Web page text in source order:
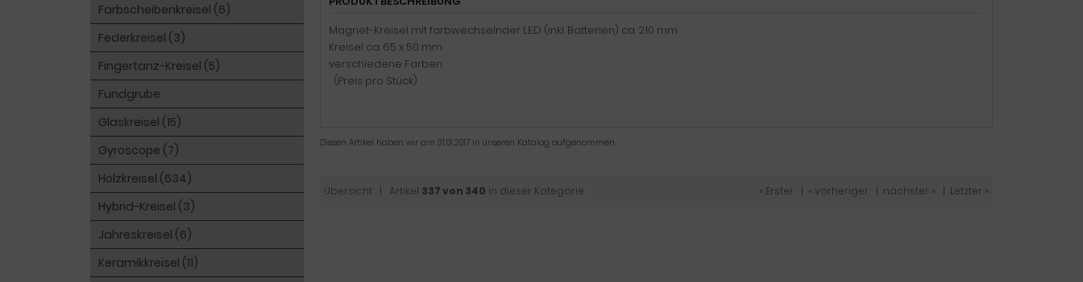
Magnet-Kreisel mit farbwechselnder LED (inkl. Batterien) ca. 210 mm
Kreisel ca. 65 x 50 mm
verschiedene Farben
(Preis pro Stück)
Diesen Artikel haben wir am 31.01.2017 in unseren Katalog aufgenommen.
Übersicht | Artikel 337 von 340 in dieser Kategorie « Erster « vorheriger nächster » Letzter »
Farbscheibenkreisel (6)
Federkreisel (3)
Fingertanz-Kreisel (5)
Fundgrube
Glaskreisel (15)
Gyroscope (7)
Holzkreisel (634)
Hybrid-Kreisel (3)
Jahreskreisel (6)
Keramikkreisel (11)